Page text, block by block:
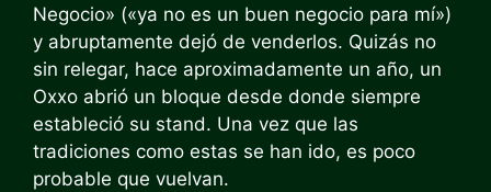
Negocio» («ya no es un buen negocio para mí»)
y abruptamente dejó de venderlos. Quizás no
sin relegar, hace aproximadamente un año, un
Oxxo abrió un bloque desde donde siempre
estableció su stand. Una vez que las
tradiciones como estas se han ido, es poco
probable que vuelvan.